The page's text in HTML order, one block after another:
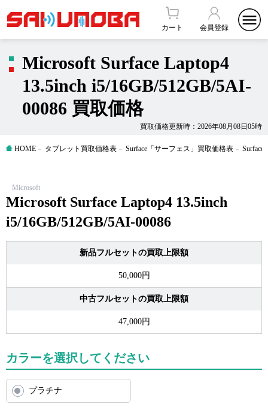
カート 会員登録
買取価格更新時：2026年08月08日05時
Microsoft Surface Laptop4
13.5inch i5/16GB/512GB/5AI-
00086 買取価格
HOME タブレット買取価格表 Surface「サーフェス」買取価格表 Surface
Microsoft
Microsoft Surface Laptop4 13.5inch
i5/16GB/512GB/5AI-00086
新品フルセットの買取上限額
50,000円
中古フルセットの買取上限額
47,000円
カラーを選択してください
プラチナ